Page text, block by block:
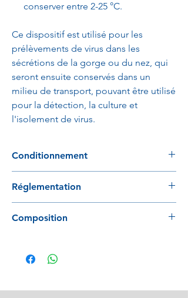
conserver entre 2-25 °C.
Ce dispositif est utilisé pour les
prélèvements de virus dans les
sécrétions de la gorge ou du nez, qui
seront ensuite conservés dans un
milieu de transport, pouvant être utilisé
pour la détection, la culture et
l'isolement de virus.
Conditionnement
100 kits / boite
Réglementation
Composition
chloride 0.2g/L, 0.02%
Calcium chloride 0.1g/L, 0.01%, Magnesium
Potassium dihydrogen phosphate 0.2g/L,